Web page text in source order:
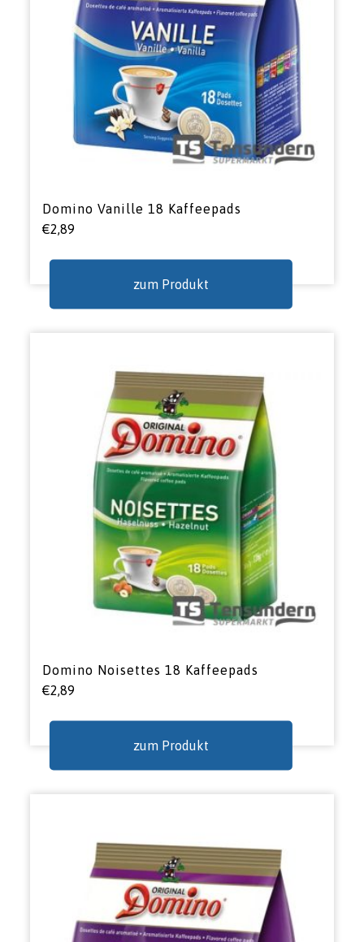
Domino Vanille 18 Kaffeepads
€2,89
zum Produkt
Domino Noisettes 18 Kaffeepads
€2,89
zum Produkt